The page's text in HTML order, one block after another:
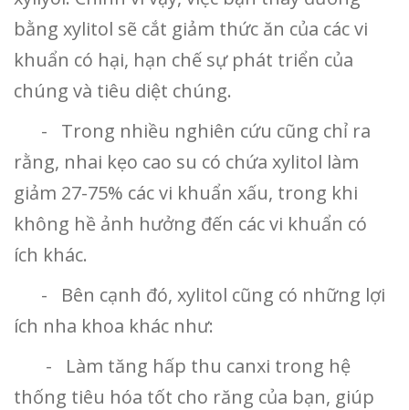
bằng xylitol sẽ cắt giảm thức ăn của các vi
khuẩn có hại, hạn chế sự phát triển của
chúng và tiêu diệt chúng.
- Trong nhiều nghiên cứu cũng chỉ ra
rằng, nhai kẹo cao su có chứa xylitol làm
giảm 27-75% các vi khuẩn xấu, trong khi
không hề ảnh hưởng đến các vi khuẩn có
ích khác.
- Bên cạnh đó, xylitol cũng có những lợi
ích nha khoa khác như:
- Làm tăng hấp thu canxi trong hệ
thống tiêu hóa tốt cho răng của bạn, giúp